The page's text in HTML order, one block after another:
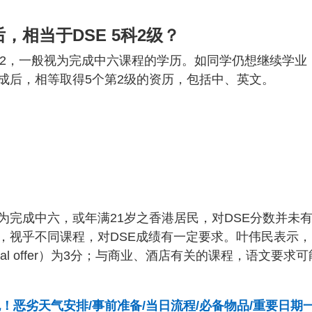
相当于DSE 5科2级？
一般视为完成中六课程的学历。如同学仍想继续学业
，相等取得5个第2级的资历，包括中、英文。
完成中六，或年满21岁之香港居民，对DSE分数并未
视乎不同课程，对DSE成绩有一定要求。叶伟民表示
offer）为3分；与商业、酒店有关的课程，语文要求可
恶劣天气安排/事前准备/当日流程/必备物品/重要日期